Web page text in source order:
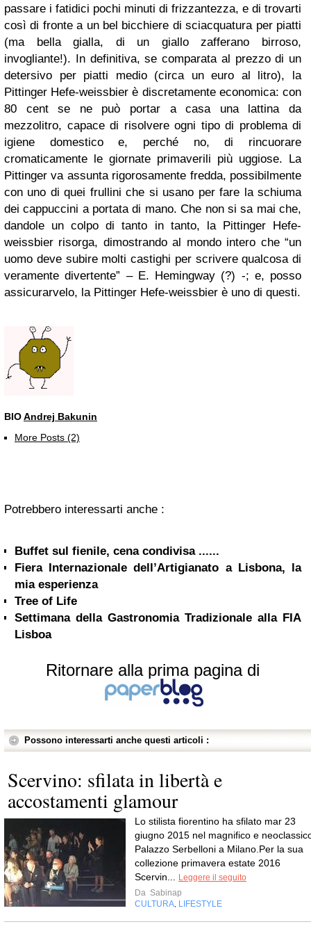
passare i fatidici pochi minuti di frizzantezza, e di trovarti
così di fronte a un bel bicchiere di sciacquatura per piatti
(ma bella gialla, di un giallo zafferano birroso,
invogliante!). In definitiva, se comparata al prezzo di un
detersivo per piatti medio (circa un euro al litro), la
Pittinger Hefe-weissbier è discretamente economica: con
80 cent se ne può portar a casa una lattina da
mezzolitro, capace di risolvere ogni tipo di problema di
igiene domestico e, perché no, di rincuorare
cromaticamente le giornate primaverili più uggiose. La
Pittinger va assunta rigorosamente fredda, possibilmente
con uno di quei frullini che si usano per fare la schiuma
dei cappuccini a portata di mano. Che non si sa mai che,
dandole un colpo di tanto in tanto, la Pittinger Hefe-
weissbier risorga, dimostrando al mondo intero che “un
uomo deve subire molti castighi per scrivere qualcosa di
veramente divertente” – E. Hemingway (?) -; e, posso
assicurarvelo, la Pittinger Hefe-weissbier è uno di questi.
BIOAndrej Bakunin
More Posts (2)
Potrebbero interessarti anche :
Buffet sul fienile, cena condivisa ......
Fiera Internazionale dell’Artigianato a Lisbona, la
mia esperienza
Tree of Life
Settimana della Gastronomia Tradizionale alla FIA
Lisboa
Ritornare alla prima pagina di
Possono interessarti anche questi articoli :
Scervino: sfilata in libertà e
accostamenti glamour
Lo stilista fiorentino ha sfilato mar 23
giugno 2015 nel magnifico e
Palazzo Serbelloni a Milano.Per la sua
collezione primavera estate 2016
Scervin...
Leggere il seguito
Da Sabinap
CULTURA LIFESTYLE